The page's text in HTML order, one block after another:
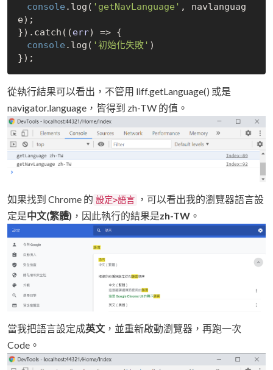
console .log( 'getNavLanguage' , navlanguag
e);
}).catch( (err) => {
console .log( '初始化失敗' )
從執行結果可以看出，不管用 liff.getLanguage() 或是
navigator.language，皆得到 zh-TW 的值。
如果找到 Chrome 的 設定>語言
，可以看出我的瀏覽器語言設
定是中文(繁體) ，因此執行的結果是zh-TW 。
當我把語言設定成英文 ，並重新啟動瀏覽器，再跑一次
Code。